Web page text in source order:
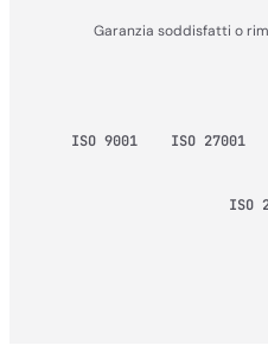
Garanzia soddisfatti o
ISO 9001 ISO 27001
ISO